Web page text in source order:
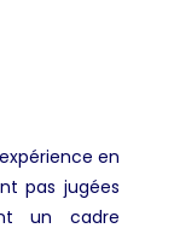
en
pas jugées
un cadre